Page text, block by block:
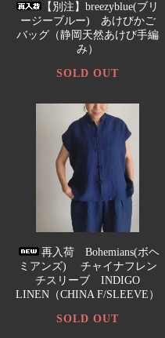
【別注】breezyblue(ブリ
ージーブルー) あけびかご
バッグ（静岡天然あけび手編
み）
SOLD OUT
再入荷 Bohemians(ボヘ
ミアンズ) チャイナフレン
チスリーブ INDIGO
LINEN（CHINA F/SLEEVE）
SOLD OUT